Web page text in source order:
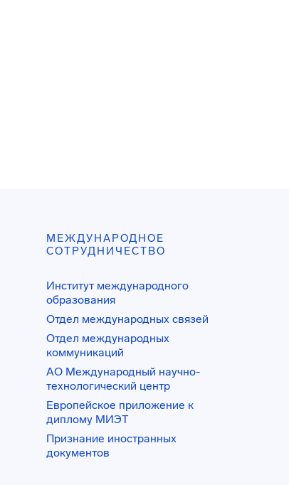
МЕЖДУНАРОДНОЕ
СОТРУДНИЧЕСТВО
Институт международного
образования
Отдел международных связей
Отдел международных
коммуникаций
АО Международный научно-
технологический центр
Европейское приложение к
диплому МИЭТ
Признание иностранных
документов